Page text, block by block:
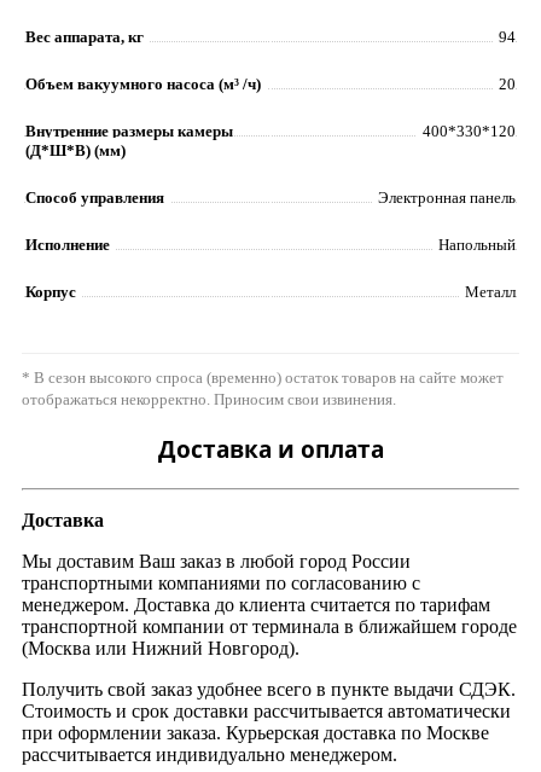
Вес аппарата, кг 94
Объем вакуумного насоса (м³ /ч) 20
Внутренние размеры камеры
(Д*Ш*В) (мм)
400*330*120
Способ управления Электронная панель
Исполнение Напольный
Корпус Металл
* В сезон высокого спроса (временно) остаток товаров на сайте может
отображаться некорректно. Приносим свои извинения.
Доставка и оплата
Доставка
Мы доставим Ваш заказ в любой город России
транспортными компаниями по согласованию с
менеджером. Доставка до клиента считается по тарифам
транспортной компании от терминала в ближайшем городе
(Москва или Нижний Новгород).
Получить свой заказ удобнее всего в пункте выдачи СДЭК.
Стоимость и срок доставки рассчитывается автоматически
при оформлении заказа. Курьерская доставка по Москве
рассчитывается индивидуально менеджером.